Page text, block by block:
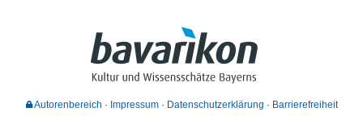
Autorenbereich Impressum Datenschutzerklärung Barrierefreiheit